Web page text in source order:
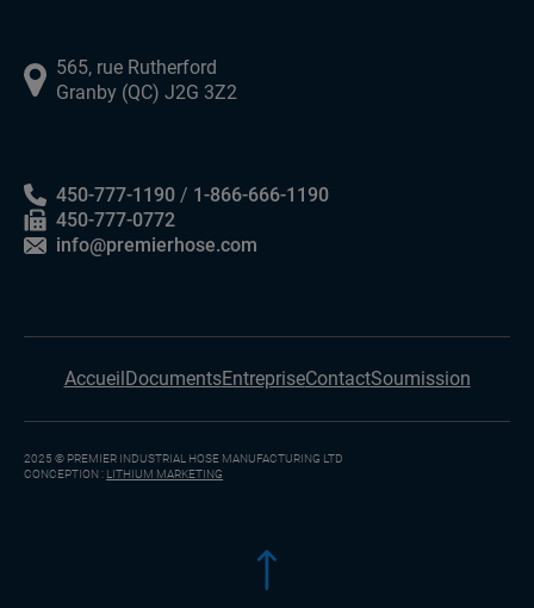
565, rue Rutherford
Granby (QC) J2G 3Z2
450-777-1190 / 1-866-666-1190
450-777-0772
info@premierhose.com
AccueilDocumentsEntrepriseContactSoumission
2025 © PREMIER INDUSTRIAL HOSE MANUFACTURING LTD
CONCEPTION : LITHIUM MARKETING